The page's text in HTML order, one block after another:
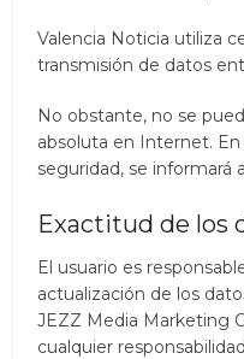
Valencia Noticia utiliza
transmisión de datos
No obstante, no se
absoluta en Internet.
seguridad, se informará
Exactitud de los
El usuario es
actualización de los
JEZZ Media Marketing
cualquier